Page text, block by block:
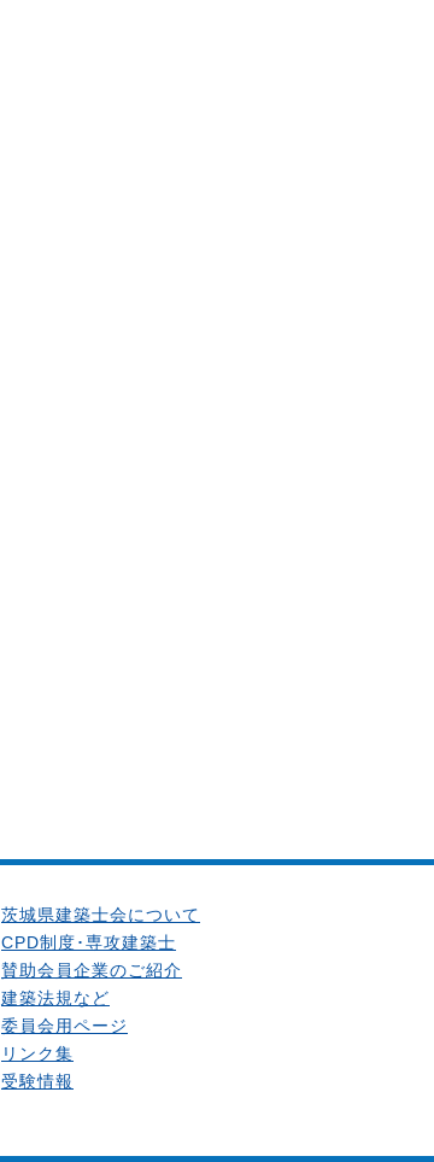
茨城県建築士会について
CPD制度･専攻建築士
賛助会員企業のご紹介
建築法規など
委員会用ページ
リンク集
受験情報